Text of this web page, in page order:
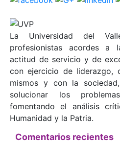
La Universidad del
profesionistas acordes a
actitud de servicio y de
con ejercicio de liderazgo,
mismos y con la
solucionar los
fomentando el análisis
Humanidad y la Patria.
Comentarios recientes